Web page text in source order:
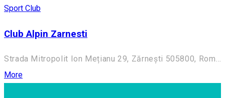
Sport Club
Club Alpin Zarnesti
Strada Mitropolit Ion Mețianu 29, Zărnești 505800, Romania
More